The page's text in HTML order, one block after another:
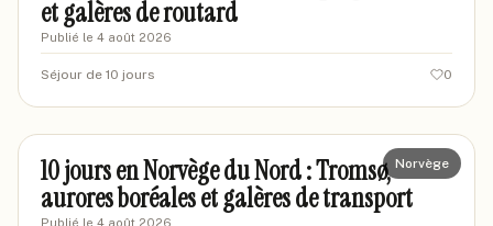
et galères de routard
Publié le 4 août 2026
Séjour de 10 jours 0
marcgv-lille
Norvège
10 jours en Norvège du Nord : Tromsø,
aurores boréales et galères de transport
Publié le 4 août 2026